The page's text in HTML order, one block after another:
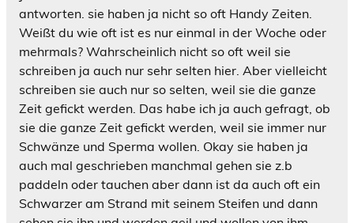
antworten. sie haben ja nicht so oft Handy Zeiten.
Weißt du wie oft ist es nur einmal in der Woche oder
mehrmals? Wahrscheinlich nicht so oft weil sie
schreiben ja auch nur sehr selten hier. Aber vielleicht
schreiben sie auch nur so selten, weil sie die ganze
Zeit gefickt werden. Das habe ich ja auch gefragt, ob
sie die ganze Zeit gefickt werden, weil sie immer nur
Schwänze und Sperma wollen. Okay sie haben ja
auch mal geschrieben manchmal gehen sie z.b
paddeln oder tauchen aber dann ist da auch oft ein
Schwarzer am Strand mit seinem Steifen und dann